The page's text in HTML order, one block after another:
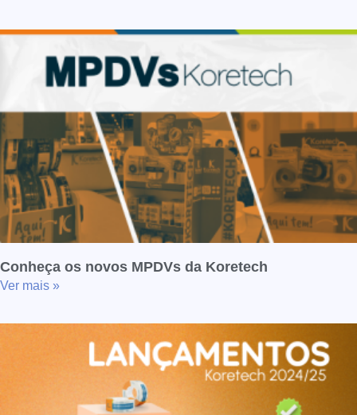
Conheça os novos MPDVs da Koretech
Ver mais »